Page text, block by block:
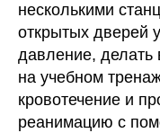
несколькими
открытых дверей
давление,
на учебном
кровотечение и
реанимацию с